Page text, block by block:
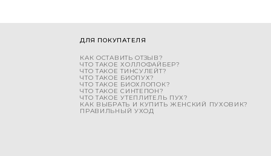
ДЛЯ ПОКУПАТЕЛЯ
КАК ОСТАВИТЬ ОТЗЫВ?
ЧТО ТАКОЕ ХОЛЛОФАЙБЕР?
ЧТО ТАКОЕ ТИНСУЛЕЙТ?
ЧТО ТАКОЕ БИОПУХ?
ЧТО ТАКОЕ БИОХЛОПОК?
ЧТО ТАКОЕ СИНТЕПОН?
ЧТО ТАКОЕ УТЕПЛИТЕЛЬ ПУХ?
КАК ВЫБРАТЬ И КУПИТЬ ЖЕНСКИЙ ПУХОВИК?
ПРАВИЛЬНЫЙ УХОД